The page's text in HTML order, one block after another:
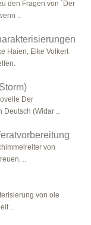
den Fragen von `Der
..
Haien, Elke Volkert
Der
Deutsch (Widar ..
von
..
von ole
..